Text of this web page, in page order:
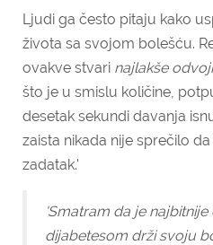
Ljudi ga često pitaju kako
života sa svojom bolešću.
ovakve stvari najlakše
što je u smislu količine,
desetak sekundi davanja
zaista nikada nije sprečilo
zadatak.'
'Smatram da je
dijabetesom drži svoju